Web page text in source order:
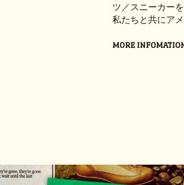
ツ／スニーカー
私たちと共にア
MORE